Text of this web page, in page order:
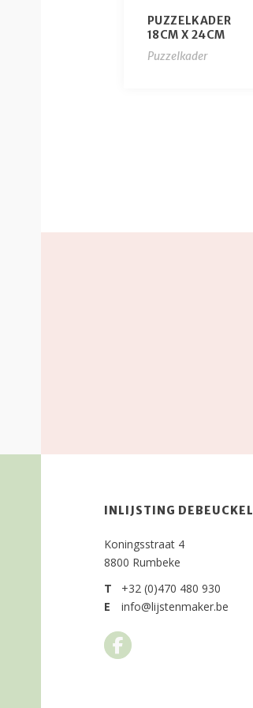
PUZZELKADER
18CM X 24CM
Puzzelkader
INLIJSTING
Koningsstraat 4
8800 Rumbeke
T
E
+32 (0)470 480 930
info@lijstenmaker.be